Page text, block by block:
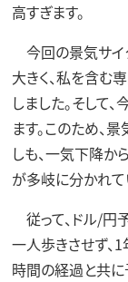
高すぎます。
今回の景気サイ
大きく、私を含
しました。そして
ます。このため、
しも、一気下降か
が多岐に分かれて
従って、ドル/円
一人歩きさせず、
時間の経過と共に